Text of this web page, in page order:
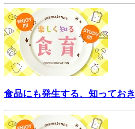
食品にも発生する、知ってお